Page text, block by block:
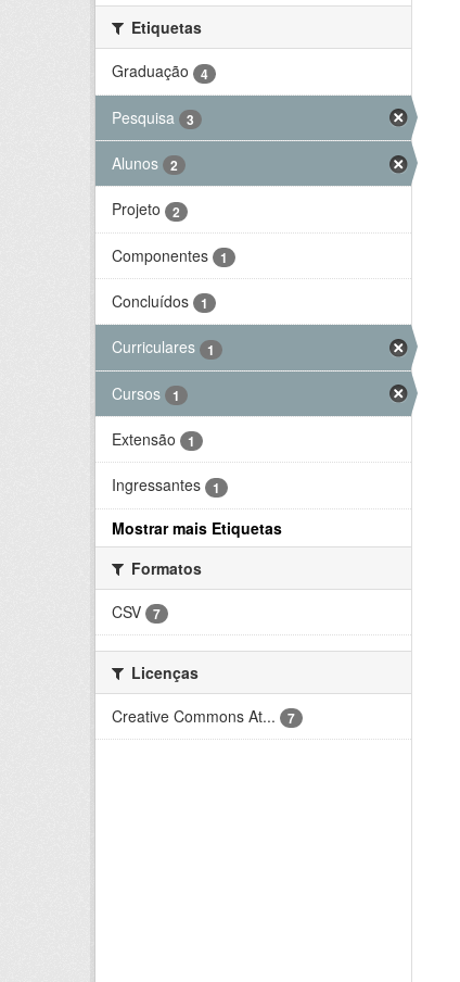
Etiquetas
Graduação
4
Pesquisa 3
Alunos 2
Projeto 2
Componentes 1
Concluídos 1
Curriculares 1
Cursos 1
Extensão 1
Ingressantes 1
Mostrar mais Etiquetas
Formatos
CSV
7
Licenças
Creative Commons At...
7